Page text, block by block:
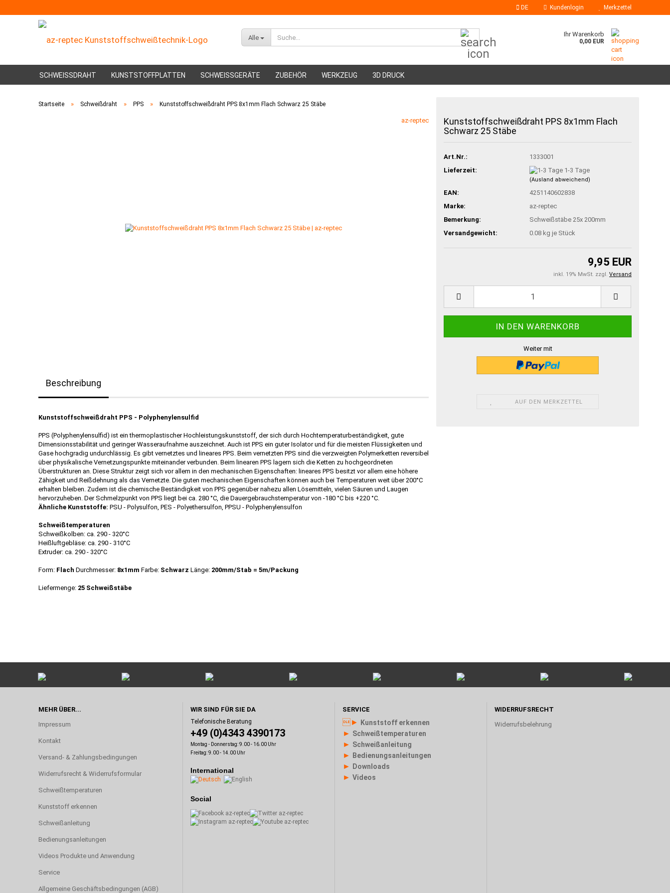
DE Kundenlogin Merkzettel
Alle Ihr Warenkorb
0,00 EUR
SCHWEISSDRAHT KUNSTSTOFFPLATTEN SCHWEISSGERÄTE ZUBEHÖR WERKZEUG
Klebesticks
Heißklebedüsen
3D DRUCK
Startseite » Schweißdraht » PPS » Kunststoffschweißdraht PPS 8x1mm Flach Schwarz 25 Stäbe
az-reptec
Kunststoffschweißdraht PPS 8x1mm Flach
Schwarz 25 Stäbe
Art.Nr.:
1333001
Lieferzeit:
1-3 Tage
(Ausland abweichend)
EAN:
4251140602838
Marke:
az-reptec
Bemerkung:
Schweißstäbe 25x 200mm
Versandgewicht:
0.08 kg je Stück
9,95 EUR
inkl. 19% MwSt. zzgl. Versand
Weiter mit
AUF DEN MERKZETTEL
Beschreibung
Kunststoffschweißdraht PPS - Polyphenylensulfid
PPS (Polyphenylensulfid) ist ein thermoplastischer Hochleistungskunststoff, der sich durch Hochtemperaturbeständigkeit, gute
Dimensionsstabilität und geringer Wasseraufnahme auszeichnet. Auch ist PPS ein guter Isolator und für die meisten Flüssigkeiten und
Gase hochgradig undurchlässig. Es gibt vernetztes und lineares PPS. Beim vernetzten PPS sind die verzweigten Polymerketten reversibel
über physikalische Vernetzungspunkte miteinander verbunden. Beim linearen PPS lagern sich die Ketten zu hochgeordneten
Überstrukturen an. Diese Struktur zeigt sich vor allem in den mechanischen Eigenschaften: lineares PPS besitzt vor allem eine höhere
Zähigkeit und Reißdehnung als das Vernetzte. Die guten mechanischen Eigenschaften können auch bei Temperaturen weit über 200°C
erhalten bleiben. Zudem ist die chemische Beständigkeit von PPS gegenüber nahezu allen Lösemitteln, vielen Säuren und Laugen
hervorzuheben. Der Schmelzpunkt von PPS liegt bei ca. 280 °C, die Dauergebrauchstemperatur von -180 °C bis +220 °C.
Ähnliche Kunststoffe: PSU - Polysulfon, PES - Polyethersulfon, PPSU - Polyphenylensulfon
Schweißtemperaturen
Schweißkolben: ca. 290 - 320°C
Heißluftgebläse: ca. 290 - 310°C
Extruder: ca. 290 - 320°C
Form: Flach Durchmesser: 8x1mm Farbe: Schwarz Länge: 200mm/Stab = 5m/Packung
Liefermenge: 25 Schweißstäbe
MEHR ÜBER...
Impressum
Kontakt
Versand- & Zahlungsbedingungen
Widerrufsrecht & Widerrufsformular
Schweißtemperaturen
Kunststoff erkennen
Schweißanleitung
Bedienungsanleitungen
Videos Produkte und Anwendung
Service
Allgemeine Geschäftsbedingungen (AGB)
WIR SIND FÜR SIE DA
Telefonische Beratung
+49 (0)4343 4390173
Montag - Donnerstag: 9.00 - 16.00 Uhr
Freitag: 9.00 - 14.00 Uhr
International
Social
SERVICE
► Kunststoff erkennen
► Schweißtemperaturen
► Schweißanleitung
► Bedienungsanleitungen
► Downloads
► Videos
WIDERRUFSRECHT
Widerrufsbelehrung